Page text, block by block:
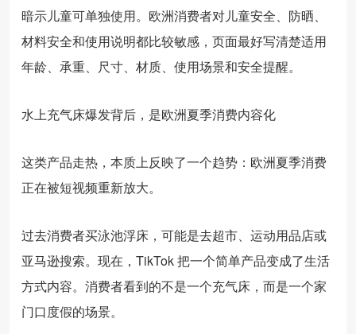
暗示儿童可单独使用。欧洲消费者对儿童安全、防晒、
材料安全和使用说明都比较敏感，页面最好写清楚适用
年龄、承重、尺寸、材质、使用场景和安全提醒。
水上充气床爆发背后，是欧洲夏季消费内容化
这类产品走热，本质上反映了一个趋势：欧洲夏季消费
正在被短视频重新放大。
过去消费者买泳池浮床，可能是去超市、运动用品店或
亚马逊搜索。现在，TikTok 把一个简单产品变成了生活
方式内容。消费者看到的不是一个充气床，而是一个家
门口度假的场景。